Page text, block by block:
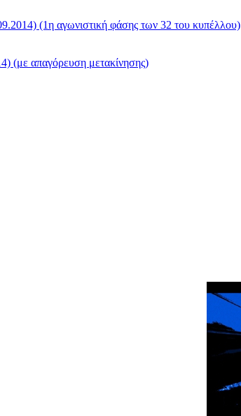
(1η αγωνιστική φάσης των 32 του κυπέλλου)
απαγόρευση μετακίνησης)